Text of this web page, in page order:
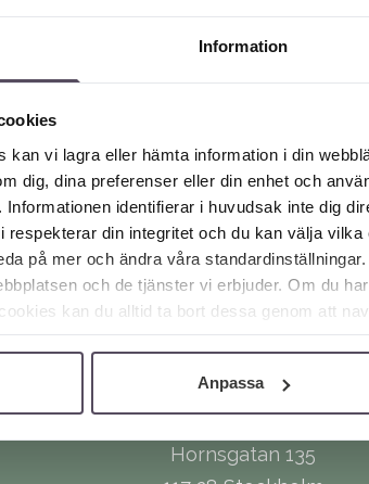
Information
kan vi lagra eller hämta information i din
dig, dina preferenser eller din enhet och
identifierar i huvudsak inte dig
respekterar din integritet och du kan välja
på mer och ändra våra
och de tjänster vi erbjuder. Om du
kan du alltid ta bort dessa genom att
Anpassa
Du är
att dyka upp.
Hornsgatan 135